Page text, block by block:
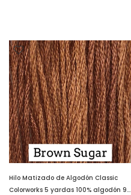
Hilo Matizado de Algodón Classic
Colorworks 5 yardas 100% algodón 98